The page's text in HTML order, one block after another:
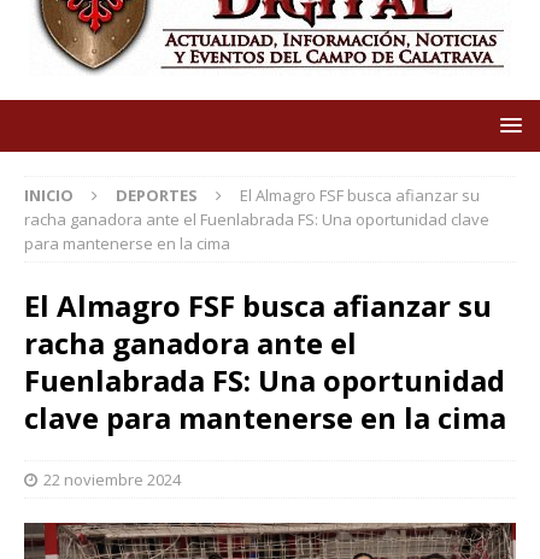
INICIO DEPORTES
El Almagro FSF busca afianzar su
racha ganadora ante el Fuenlabrada FS: Una oportunidad clave
para mantenerse en la cima
El Almagro FSF busca afianzar su
racha ganadora ante el
Fuenlabrada FS: Una oportunidad
clave para mantenerse en la cima
22 noviembre 2024